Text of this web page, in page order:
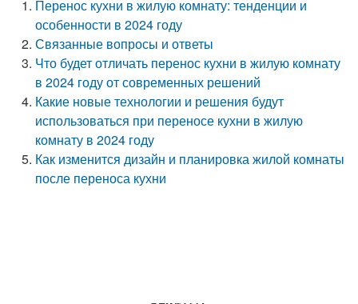
Перенос кухни в жилую комнату: тенденции и
особенности в 2024 году
Связанные вопросы и ответы
Что будет отличать перенос кухни в жилую комнату
в 2024 году от современных решений
Какие новые технологии и решения будут
использоваться при переносе кухни в жилую
комнату в 2024 году
Как изменится дизайн и планировка жилой комнаты
после переноса кухни